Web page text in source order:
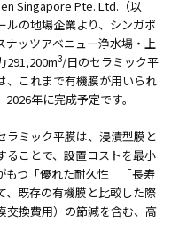
Singapore Pte. Ltd.（以
ルの地場企業より、シンガポ
ナッツアベニュー浄水場・上
291,200m3/日のセラミック平
、これまで有機膜が用いられ
年に完成予定です。
ラミック平膜は、浸漬型膜と
ることで、設置コストを最小
もつ「優れた耐久性」「長寿
、既存の有機膜と比較した際
交換費用）の節減を含む、高